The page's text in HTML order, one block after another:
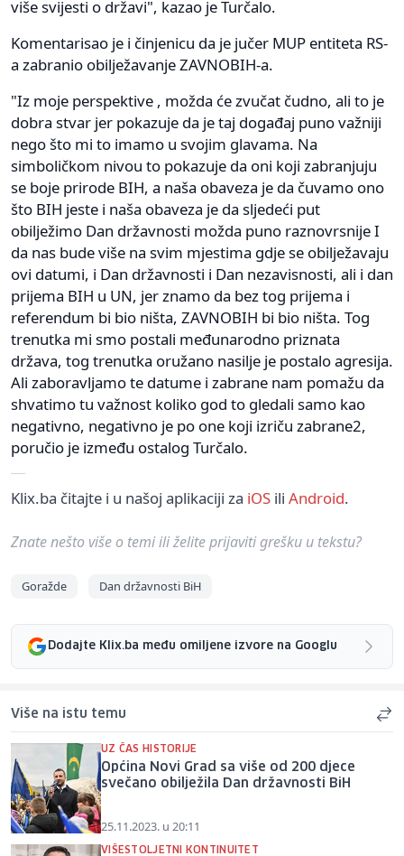
više svijesti o državi", kazao je Turčalo.
Komentarisao je i činjenicu da je jučer MUP entiteta RS-
a zabranio obilježavanje ZAVNOBIH-a.
"Iz moje perspektive , možda će zvučat čudno, ali to je
dobra stvar jer pokazuje da je taj događaj puno važniji
nego što mi to imamo u svojim glavama. Na
simboličkom nivou to pokazuje da oni koji zabranjuju
se boje prirode BIH, a naša obaveza je da čuvamo ono
što BIH jeste i naša obaveza je da sljedeći put
obilježimo Dan državnosti možda puno raznovrsnije I
da nas bude više na svim mjestima gdje se obilježavaju
ovi datumi, i Dan državnosti i Dan nezavisnosti, ali i dan
prijema BIH u UN, jer znamo da bez tog prijema i
referendum bi bio ništa, ZAVNOBIH bi bio ništa. Tog
trenutka mi smo postali međunarodno priznata
država, tog trenutka oružano nasilje je postalo agresija.
Ali zaboravljamo te datume i zabrane nam pomažu da
shvatimo tu važnost koliko god to gledali samo kao
negativno, negativno je po one koji izriču zabrane2,
poručio je između ostalog Turčalo.
Klix.ba čitajte i u našoj aplikaciji za iOS ili Android.
Znate nešto više o temi ili želite prijaviti grešku u tekstu?
Goražde Dan državnosti BiH
Dodajte Klix.ba među omiljene izvore na Googlu
Više na istu temu
UZ ČAS HISTORIJE
Općina Novi Grad sa više od 200 djece
svečano obilježila Dan državnosti BiH
25.11.2023. u 20:11
VIŠESTOLJETNI KONTINUITET